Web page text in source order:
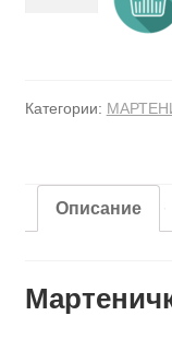
-Категории:
Описание